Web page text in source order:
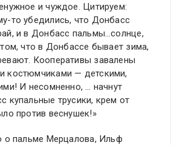
и чуждое. Цитируем:
то убедились, что Донбасс
и в Донбасс пальмы…солнце,
что в Донбассе бывает зима,
Кооперативы завалены
костюмчиками — детскими,
И несомненно, … начнут
купальные трусики, крем от
против веснушек!»
о пальме Мерцалова, Ильф